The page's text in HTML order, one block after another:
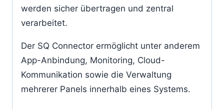
werden sicher übertragen und zentral
verarbeitet.
Der SQ Connector ermöglicht unter anderem
App-Anbindung, Monitoring, Cloud-
Kommunikation sowie die Verwaltung
mehrerer Panels innerhalb eines Systems.